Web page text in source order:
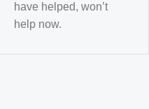
have helped, won’t
help now.